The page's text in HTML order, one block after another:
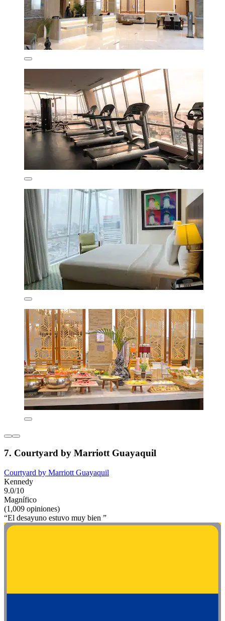
7. Courtyard by Marriott Guayaquil
Courtyard by Marriott Guayaquil
Kennedy
9.0/10
Magnífico
(1,009 opiniones)
“El desayuno estuvo muy bien ”